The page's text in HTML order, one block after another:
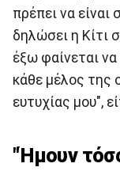
πρέπει να
δηλώσει η Κίτι
έξω φαίνεται
κάθε μέλος της
ευτυχίας μου",
"Ήμουν